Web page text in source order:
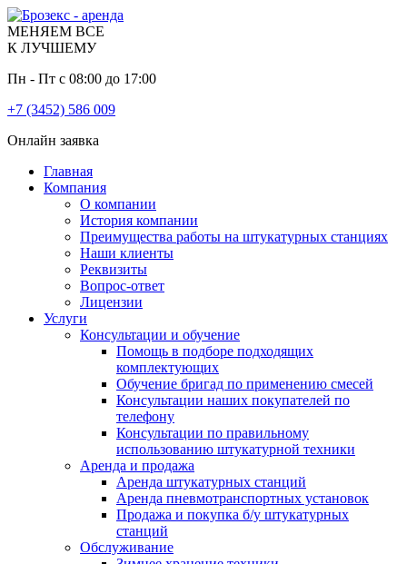
МЕНЯЕМ ВСЕ
К ЛУЧШЕМУ
Пн - Пт с 08:00 до 17:00
+7 (3452) 586 009
Онлайн заявка
Главная
Компания
О компании
История компании
Преимущества работы на штукатурных станциях
Наши клиенты
Реквизиты
Вопрос-ответ
Лицензии
Услуги
Консультации и обучение
Помощь в подборе подходящих
комплектующих
Обучение бригад по применению смесей
Консультации наших покупателей по
телефону
Консультации по правильному
использованию штукатурной техники
Аренда и продажа
Аренда штукатурных станций
Аренда пневмотранспортных установок
Продажа и покупка б/у штукатурных
станций
Обслуживание